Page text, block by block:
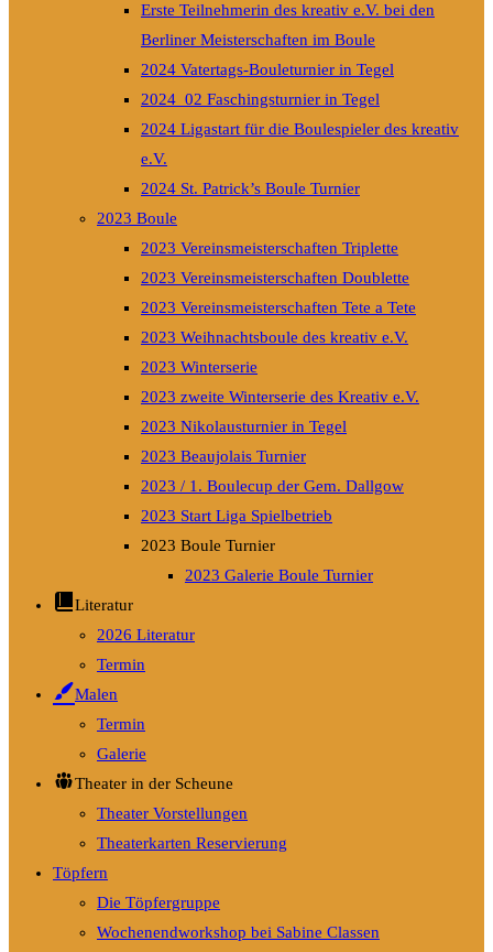
Erste Teilnehmerin des kreativ e.V. bei den
Berliner Meisterschaften im Boule
2024 Vatertags-Bouleturnier in Tegel
2024_02 Faschingsturnier in Tegel
2024 Ligastart für die Boulespieler des kreativ
e.V.
2024 St. Patrick’s Boule Turnier
2023 Boule
2023 Vereinsmeisterschaften Triplette
2023 Vereinsmeisterschaften Doublette
2023 Vereinsmeisterschaften Tete a Tete
2023 Weihnachtsboule des kreativ e.V.
2023 Winterserie
2023 zweite Winterserie des Kreativ e.V.
2023 Nikolausturnier in Tegel
2023 Beaujolais Turnier
2023 / 1. Boulecup der Gem. Dallgow
2023 Start Liga Spielbetrieb
2023 Boule Turnier
2023 Galerie Boule Turnier
Literatur
2026 Literatur
Termin
Malen
Termin
Galerie
Theater in der Scheune
Theater Vorstellungen
Theaterkarten Reservierung
Töpfern
Die Töpfergruppe
Wochenendworkshop bei Sabine Classen